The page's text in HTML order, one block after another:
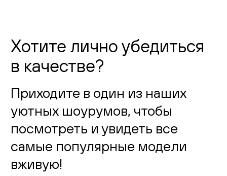
Хотите лично убедиться
в качестве?
Приходите в один из наших
уютных шоурумов, чтобы
посмотреть и увидеть все
самые популярные модели
вживую!